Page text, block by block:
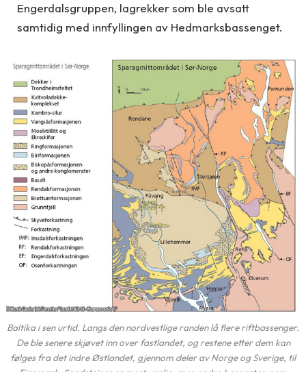
Engerdalsgruppen, lagrekker som ble avsatt
samtidig med innfyllingen av Hedmarksbassenget.
Baltika i sen urtid. Langs den nordvestlige randen lå flere riftbassenger.
De ble senere skjøvet inn over fastlandet, og restene etter dem kan
følges fra det indre Østlandet, gjennom deler av Norge og Sverige, til